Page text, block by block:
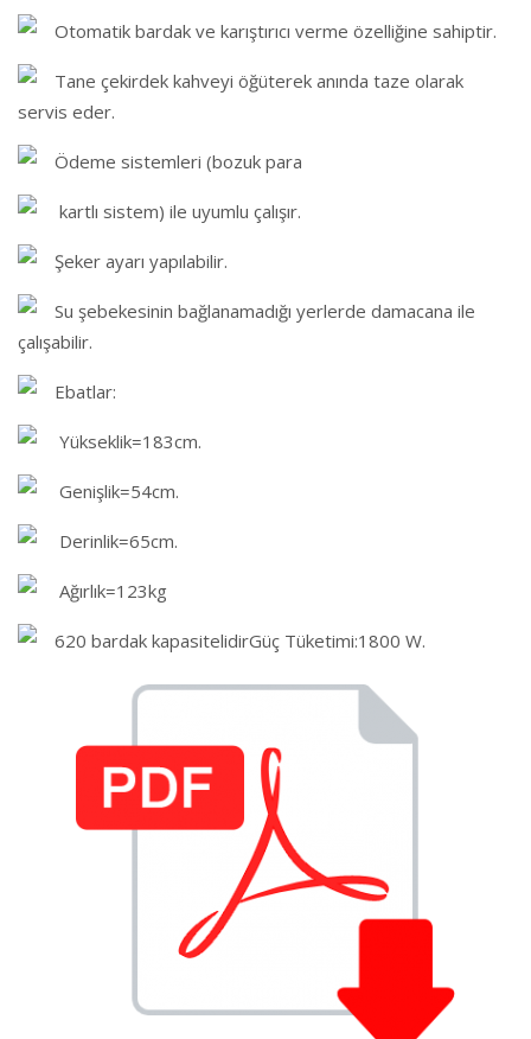
Otomatik bardak ve karıştırıcı verme özelliğine sahiptir.
Tane çekirdek kahveyi öğüterek anında taze olarak
servis eder.
Ödeme sistemleri (bozuk para
kartlı sistem) ile uyumlu çalışır.
Şeker ayarı yapılabilir.
Su şebekesinin bağlanamadığı yerlerde damacana ile
çalışabilir.
Ebatlar:
Yükseklik=183cm.
Genişlik=54cm.
Derinlik=65cm.
Ağırlık=123kg
620 bardak kapasitelidirGüç Tüketimi:1800 W.